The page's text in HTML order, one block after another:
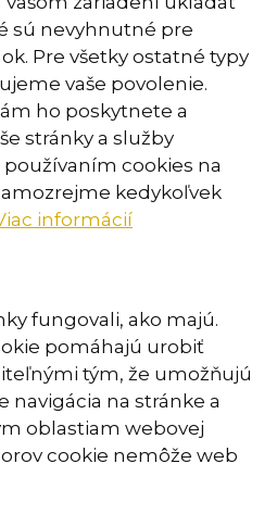
sú nevyhnutné pre
Pre všetky ostatné typy
vaše povolenie.
ho poskytnete a
stránky a služby
používaním cookies na
kedykoľvek
informácií
fungovali, ako majú.
pomáhajú urobiť
tým, že umožňujú
navigácia na stránke a
oblastiam webovej
cookie nemôže web